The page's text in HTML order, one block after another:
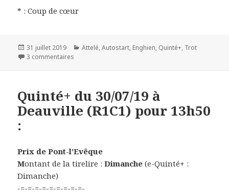
* : Coup de cœur
Publié
le
31 juillet 2019 Catégories
Attelé,Autostart, Enghien, Quinté+, Trot
3 commentaires
Quinté+ du 30/07/19 à
Deauville (R1C1) pour 13h50
:
Prix de Pont-l’Evêque
Montant de la tirelire :Dimanche (e-Quinté+ :
Dimanche)
-=-=-=-=-=-=-=-=-=-